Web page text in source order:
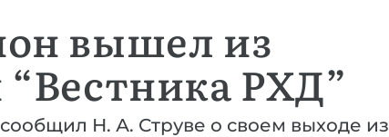
вышел из
РХД”
Н. А. Струве о своем выходе из